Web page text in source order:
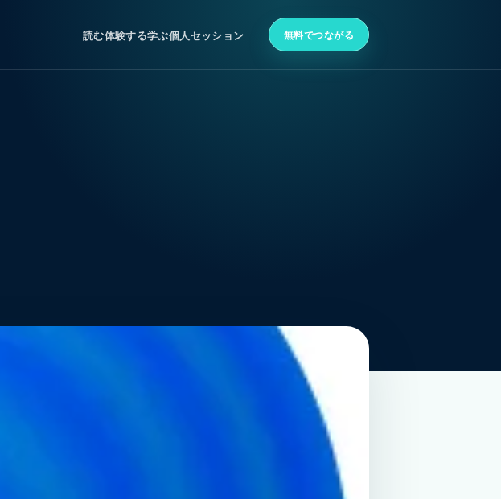
読む体験する学ぶ個人セッション 無料でつながる